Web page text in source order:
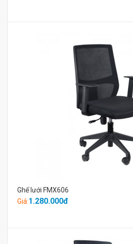
Ghế lưới FMX606
Giá:1.280.000đ